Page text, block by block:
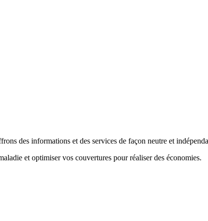
des informations et des services de façon neutre et
et optimiser vos couvertures pour réaliser des économies.